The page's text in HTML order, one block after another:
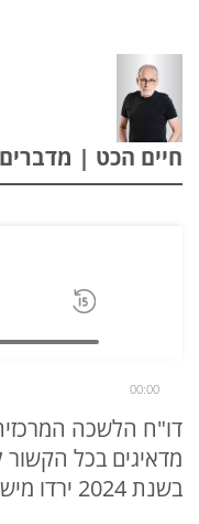
חיים הכט | מדברים
00:00
דו"ח הלשכה
מדאיגים בכל
בשנת 2024 ירדו מישראל כ-73 אלף ישראלים.